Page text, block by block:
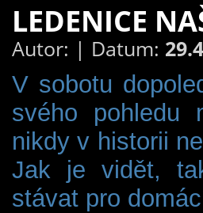
LEDENICE
Autor: | Datum:
V sobotu
svého pohledu
nikdy v historii
Jak je vidět,
stávat pro